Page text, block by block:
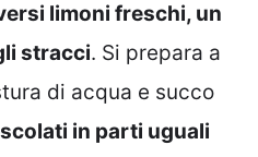
limoni freschi, un
stracci. Si prepara a
di acqua e succo
in parti uguali